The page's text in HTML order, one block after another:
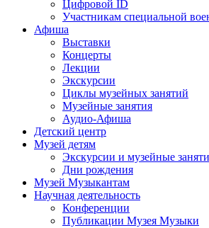
Цифровой ID
Участникам специальной
Афиша
Выставки
Концерты
Лекции
Экскурсии
Циклы музейных занятий
Музейные занятия
Аудио-Афиша
Детский центр
Музей детям
Экскурсии и музейные
Дни рождения
Музей Музыкантам
Научная деятельность
Конференции
Публикации Музея Музыки